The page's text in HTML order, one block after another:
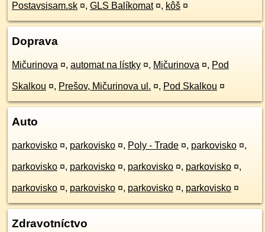
Postavsisam.sk ¤, GLS Balíkomat ¤, kôš ¤
Doprava
Mičurinova ¤, automat na lístky ¤, Mičurinova ¤, Pod
Skalkou ¤, Prešov, Mičurinova ul. ¤, Pod Skalkou ¤
Auto
parkovisko ¤, parkovisko ¤, Poly - Trade ¤, parkovisko ¤,
parkovisko ¤, parkovisko ¤, parkovisko ¤, parkovisko ¤,
parkovisko ¤, parkovisko ¤, parkovisko ¤, parkovisko ¤
Zdravotníctvo